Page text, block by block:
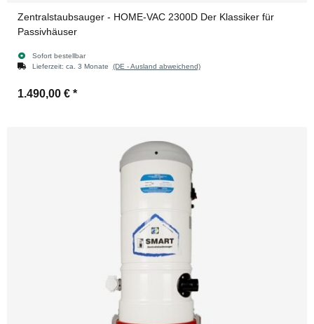
Zentralstaubsauger - HOME-VAC 2300D Der Klassiker für
Passivhäuser
Sofort bestellbar
Lieferzeit: ca. 3 Monate (DE - Ausland abweichend)
1.490,00 € *